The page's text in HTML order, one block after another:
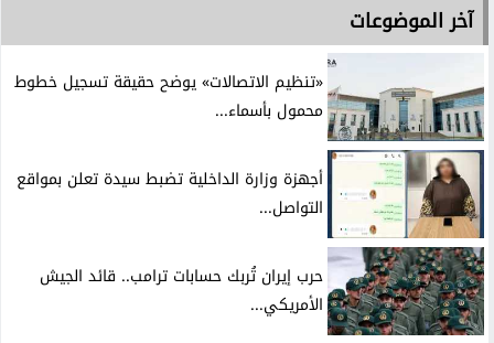
آخر الموضوعات
«تنظيم الاتصالات» يوضح حقيقة تسجيل خطوط
محمول بأسماء...
أجهزة وزارة الداخلية تضبط سيدة تعلن بمواقع
التواصل...
حرب إيران تُربك حسابات ترامب.. قائد الجيش
الأمريكي...